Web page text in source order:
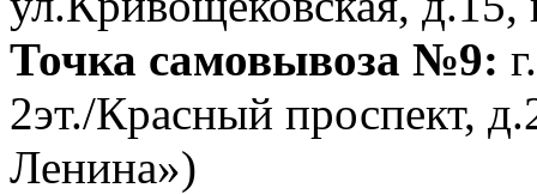
Точка самовывоза №9:
2эт./Красный проспект,
Ленина»)